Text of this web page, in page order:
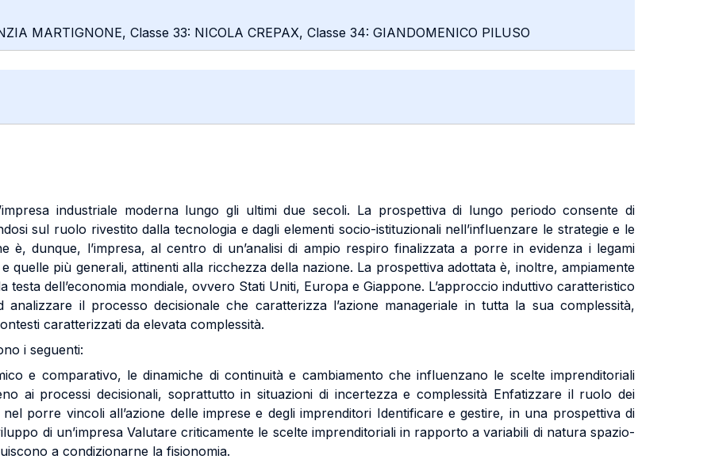
MARTIGNONE, Classe 33: NICOLA CREPAX, Classe 34: GIANDOMENICO PILUSO
industriale moderna lungo gli ultimi due secoli. La prospettiva di lungo periodo consente di
sul ruolo rivestito dalla tecnologia e dagli elementi socio-istituzionali nell’influenzare le strategie e le
è, dunque, l’impresa, al centro di un’analisi di ampio respiro finalizzata a porre in evidenza i legami
quelle più generali, attinenti alla ricchezza della nazione. La prospettiva adottata è, inoltre, ampiamente
dell’economia mondiale, ovvero Stati Uniti, Europa e Giappone. L’approccio induttivo caratteristico
il processo decisionale che caratterizza l’azione manageriale in tutta la sua complessità,
caratterizzati da elevata complessità.
i seguenti:
e comparativo, le dinamiche di continuità e cambiamento che influenzano le scelte imprenditoriali
ai processi decisionali, soprattutto in situazioni di incertezza e complessità Enfatizzare il ruolo dei
porre vincoli all’azione delle imprese e degli imprenditori Identificare e gestire, in una prospettiva di
di un’impresa Valutare criticamente le scelte imprenditoriali in rapporto a variabili di natura spazio-
a condizionarne la fisionomia.